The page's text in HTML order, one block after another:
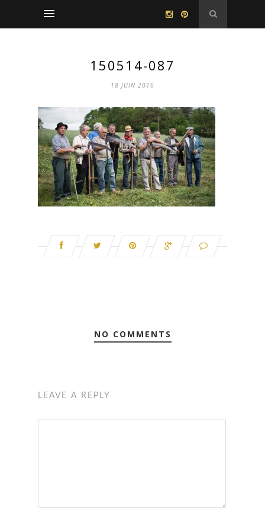
150514-087
18 JUIN 2016
NO COMMENTS
LEAVE A REPLY